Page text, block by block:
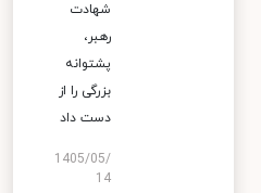
شهادت
رهبر،
پشتوانه
بزرگی را از
دست داد
1405/05/
14